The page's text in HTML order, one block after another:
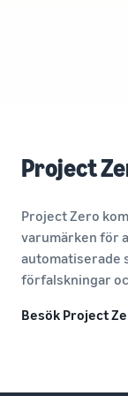
Project
Project Zero
varumärken för
automatiserade
förfalskningar
Besök Project